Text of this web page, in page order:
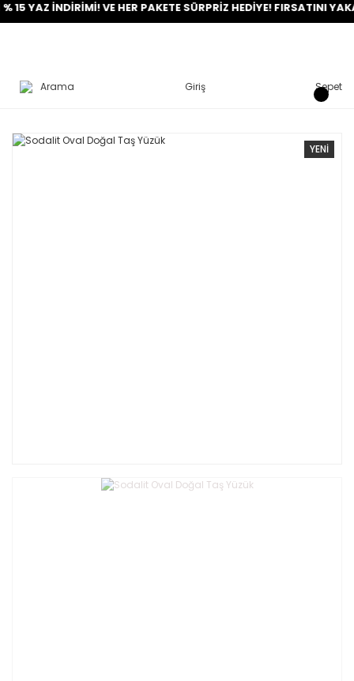
İNDİRİMİ! VE HER PAKETE SÜRPRİZ HEDİYE! FIRSATINI YAKALA!
Arama Giriş Sepet
YENİ